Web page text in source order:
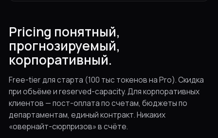
Pricing понятный,
прогнозируемый,
корпоративный.
Free-tier для старта (100 тыс токенов на Pro). Скидка
при объёме и reserved-capacity. Для корпоративных
клиентов — пост-оплата по счетам, бюджеты по
департаментам, единый контракт. Никаких
«овернайт-сюрпризов» в счёте.